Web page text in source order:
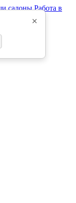
×
салоны Работа в